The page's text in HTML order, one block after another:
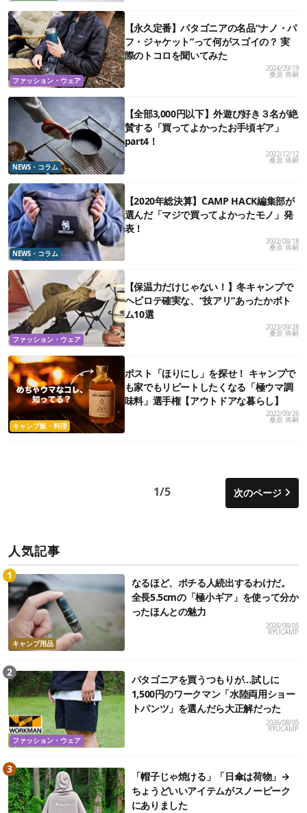
ファッション・ウェア
【永久定番】パタゴニアの名品“ナノ・パ
フ・ジャケット”って何がスゴイの？ 実
際のトコロを聞いてみた
2024/09/19
桑原 将嗣
NEWS・コラム
【全部3,000円以下】外遊び好き３名が絶
賛する「買ってよかったお手頃ギア」
part4！
2022/12/12
桑原 将嗣
NEWS・コラム
【2020年総決算】CAMP HACK編集部が
選んだ「マジで買ってよかったモノ」発
表！
2022/08/18
桑原 将嗣
ファッション・ウェア
【保温力だけじゃない！】冬キャンプで
ヘビロテ確実な、“技アリ”あったかボト
ム10選
2023/09/28
桑原 将嗣
キャンプ飯・料理
ポスト「ほりにし」を探せ！ キャンプで
も家でもリピートしたくなる「極ウマ調
味料」選手権【アウトドアな暮らし】
2022/09/26
桑原 将嗣
1/5 次のページ
人気記事
キャンプ用品
なるほど、ポチる人続出するわけだ。
全長5.5cmの「極小ギア」を使って分か
ったほんとの魅力
2026/08/05
RYUCAMP
ファッション・ウェア
パタゴニアを買うつもりが…試しに
1,500円のワークマン「水陸両用ショー
トパンツ」を選んだら大正解だった
2026/08/05
RYUCAMP
「帽子じゃ焼ける」「日傘は荷物」→
ちょうどいいアイテムがスノーピーク
にありました